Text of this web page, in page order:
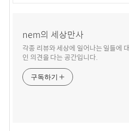
nem의 세상만사
각종 리뷰와 세상에 일어나는 일들에
인 의견을 다는 공간입니다.
구독하기